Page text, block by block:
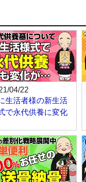
04/22
生活者様の新生活
で永代供養に変化